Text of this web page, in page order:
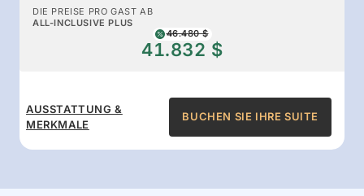
DIE PREISE PRO GAST AB
ALL-INCLUSIVE PLUS
46.480 $
41.832 $
AUSSTATTUNG &
MERKMALE
BUCHEN SIE IHRE SUITE